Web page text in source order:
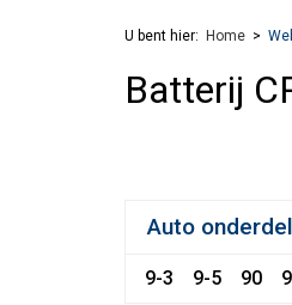
U bent hier: Home
Batterij
Auto
9-3 9-5 90